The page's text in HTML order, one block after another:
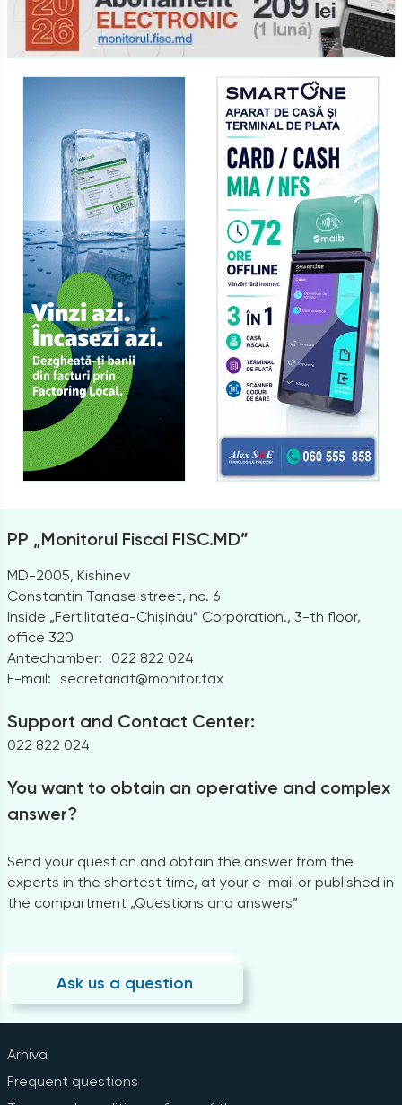
PP „Monitorul Fiscal FISC.MD”
MD-2005, Kishinev
Constantin Tanase street, no. 6
Inside „Fertilitatea-Chișinău” Corporation., 3-th floor,
office 320
Antechamber:
022 822 024
E-mail: secretariat@monitor.tax
Support and Contact Center:
022 822 024
You want to obtain an operative and complex
answer?
Send your question and obtain the answer from the
experts in the shortest time, at your e-mail or published in
the compartment „Questions and answers”
Ask us a question
Arhiva
Frequent questions